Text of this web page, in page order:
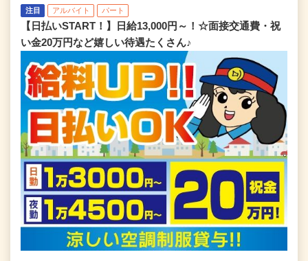
注目 アルバイト パート
【日払いSTART！】日給13,000円～！☆面接交通費・祝
い金20万円など嬉しい待遇たくさん♪